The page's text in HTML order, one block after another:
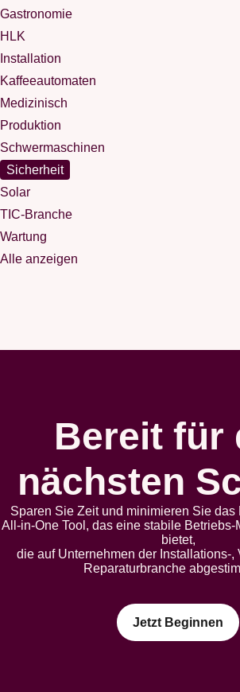
Gastronomie
HLK
Installation
Kaffeeautomaten
Medizinisch
Produktion
Schwermaschinen
Sicherheit
Solar
TIC-Branche
Wartung
Alle anzeigen
Bereit für
nächsten
Sparen Sie Zeit und minimieren Sie das
All-in-One Tool, das eine stabile Betriebs-
bietet,
die auf Unternehmen der Installations-,
Reparaturbranche
Jetzt Beginnen